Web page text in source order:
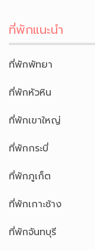
ที่พักแนะนำ
ที่พักพัทยา
ที่พักหัวหิน
ที่พักเขาใหญ่
ที่พักกระบี่
ที่พักภูเก็ต
ที่พักเกาะช้าง
ที่พักจันทบุรี